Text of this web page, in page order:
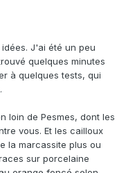
J'ai été un peu
quelques minutes
à quelques tests, qui
loin de Pesmes, dont les
vous. Et les cailloux
la marcassite plus ou
sur porcelaine